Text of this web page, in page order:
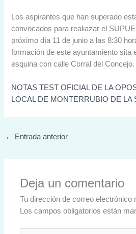
Los aspirantes que han superado
convocados para realiazar el
próximo día 11 de junio a las 8:30
formación de este ayuntamiento sita
esquina con calle Corral del Concejo.
NOTAS TEST OFICIAL DE LA
LOCAL DE MONTERRUBIO DE LA
← Entrada anterior
Deja un comentario
Tu dirección de correo electrónico
Los campos obligatorios están